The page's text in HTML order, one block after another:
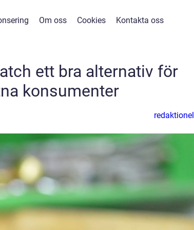
Om oss Cookies Kontakta oss
ett bra alternativ för
konsumenter
redaktionel